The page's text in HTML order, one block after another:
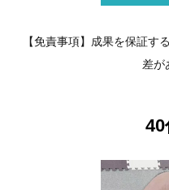
【免責事項】成果を保証す
差が
40